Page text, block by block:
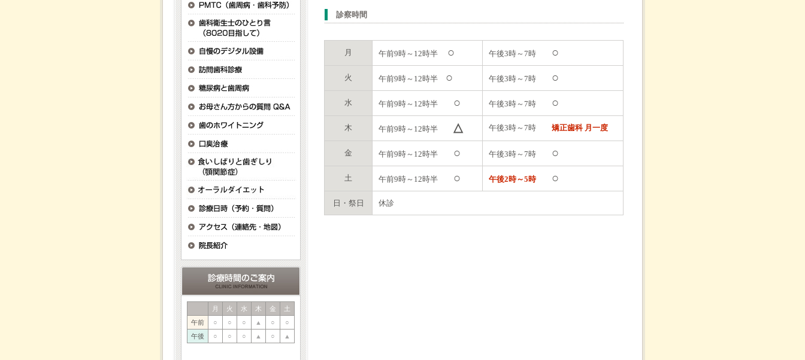
月 火 水 木 金
土
午前
○ ○ ○ ▲ ○
○
午後
○ ○ ○ ▲ ○ ▲
診察時間
月 午前9時～12時半 ○ 午後3時～7時 ○
火 午前9時～12時半 ○ 午後3時～7時 ○
水 午前9時～12時半 ○ 午後3時～7時 ○
木 午前9時～12時半 △ 午後3時～7時 矯正歯科 月一度
金 午前9時～12時半 ○ 午後3時～7時 ○
土 午前9時～12時半 ○ 午後2時～5時 ○
日・祭日 休診